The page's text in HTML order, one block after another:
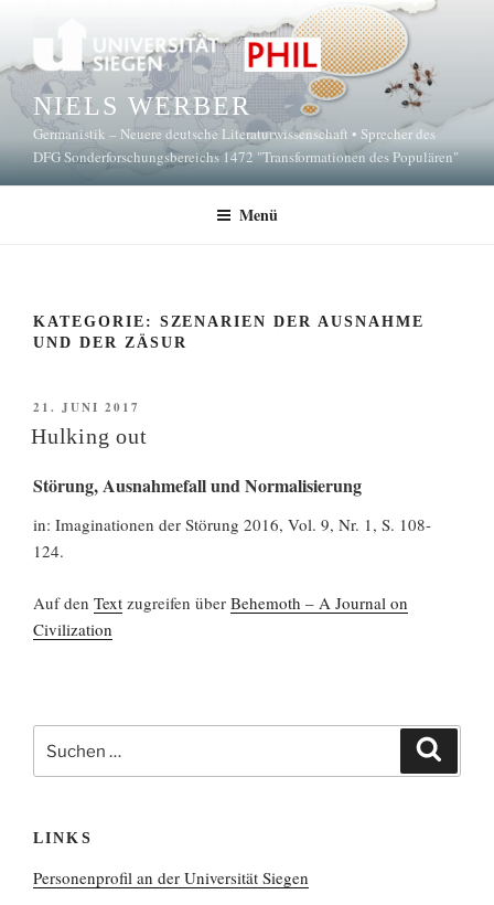
springen
NIELS WERBER
Germanistik – Neuere deutsche Literaturwissenschaft • Sprecher des
DFG Sonderforschungsbereichs 1472 "Transformationen des Populären"
Menü
KATEGORIE: SZENARIEN DER AUSNAHME
UND DER ZÄSUR
VERÖFFENTLICHT
AM
21. JUNI 2017
Hulking out
Störung, Ausnahmefall und Normalisierung
in: Imaginationen der Störung 2016, Vol. 9, Nr. 1, S. 108-
124.
Auf den Text zugreifen über Behemoth – A Journal on
Civilization
nach:
LINKS
Personenprofil an der Universität Siegen